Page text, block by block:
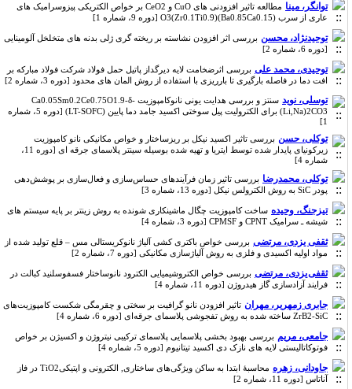
توانگر، مینا
مطالعه تاثیر افزودنی های CuO و CeO2 بر خواص الکتریکی پیزوسرامیک های
عاری از سرب (Ba0.85Ca0.15)(Zr0.1Ti0.9)O3 [دوره 9، شماره 1]
توحیدنژاد، محسن بررسی اثر افزودن نشاسته بر ریخته گری ژلی بدنه های متخلخل آلومینایی
[دوره 6، شماره 2]
توحیدی، محمد علی بررسی اثرضخامت لایه دیرگداز پاتیل حمل فولاد شرکت فولاد مبارکه بر
افت دما در فاصله بارگیری تا بارریزی با استفاده از روش المان های محدود [دوره 3، شماره 2]
توسلی، نوید
سنتز و بررسی هدایت یونی نانوکامپوزیت Ca0.05Sm0.2Ce0.75O1.9-δ-
(Li,Na)2CO3 برای الکترولیت پیل سوختی اکسید جامد دما پایین (LT-SOFC) [دوره 5، شماره
توکلی، حسن بررسی تاثیر اکسید نیکل بر ریزساختار و خواص مکانیکی نانو کامپوزیت
زیرکونیای پایدار شده توسط ایتریا و تهیه شده بوسیله سینتر پلاسمای جرقه ای [دوره 11،
شماره 4]
توکلی، محمدرضا بررسی تاثیر زمان فرآیندهای حساس‌سازی و فعال‌سازی بر پوشش‌دهی
پودر SiC به روش الکترولس نیکل [دوره 13، شماره 3]
تیزجنگ، وحیده ساخت کامپوزیت چگال ماشینکاری شونده به روش زینتر بر پایه سیستم های
شیشه ـ سرامیک CPNT و CPMSF [دوره 3، شماره 4]
ثقفی یزدی، مرتضی بررسی خواص باکتری کشی آلیاژ نانوکریستالی مس – قلع تولید شده از
مواد اولیه اکسیدی و فلزی به روش آلیاژسازی مکانیکی [دوره 7، شماره 2]
ثقفی یزدی، مرتضی بررسی خواص الکتروشیمیایی الکترود نانوساختار فسفوسلنید کبالت در
فرایند آزادسازی گاز هیدروژن [دوره 11، شماره 4]
جابری زمهریر، مهران
تاثیر افزودن نانو گرافیت بر سختی و چقرمگی شکست کامپوزیت‌های
ZrB2-SiC ساخته شده به روش تفجوشی پلاسمای جرقه‌ای [دوره 6، شماره 4]
جامعی، مریم بررسی بهبود بخشی پلاسمایی پلاسمای ترکیبی نیتروژن و اکسیژن بر خواص
فوتوکاتالیستی لایه های نازک دی اکسید تیتانیوم [دوره 5، شماره 4]
جاودانی، زهره
محاسبۀ ابتدا به ساکن ویژگی‌های ساختاری, الکترونی و اپتیکیTiO2 در فاز
آناتاس [دوره 11، شماره 2]